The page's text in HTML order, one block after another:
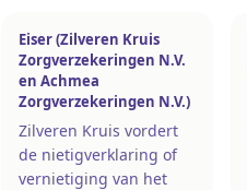
Eiser (Zilveren Kruis
Zorgverzekeringen N.V.
en Achmea
Zorgverzekeringen N.V.)
Zilveren Kruis vordert
de nietigverklaring of
vernietiging van het